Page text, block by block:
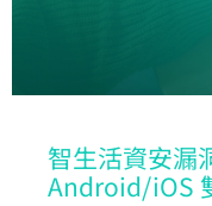
智生活資安漏
Android/iOS